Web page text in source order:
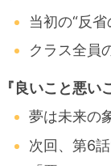
当初の“反
クラス全員
『良いこと悪
夢は未来の
次回、第6